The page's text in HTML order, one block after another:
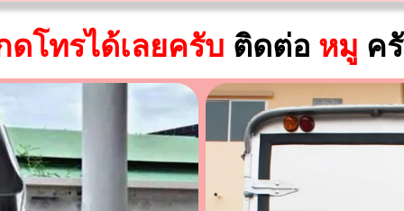
ดโทรได้เลยครับ ติดต่อ หมู ค